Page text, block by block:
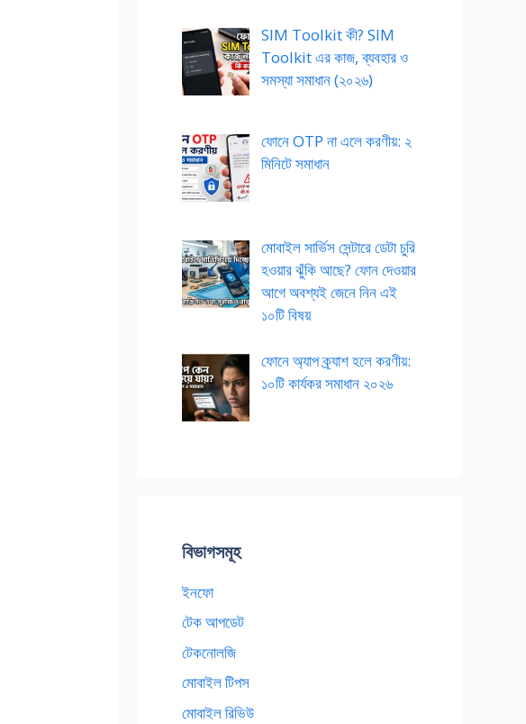
SIM Toolkit কী? SIM
Toolkit এর কাজ, ব্যবহার ও
সমস্যা সমাধান (২০২৬)
ফোনে OTP না এলে করণীয়: ২
মিনিটে সমাধান
মোবাইল সার্ভিস সেন্টারে ডেটা চুরি
হওয়ার ঝুঁকি আছে? ফোন দেওয়ার
আগে অবশ্যই জেনে নিন এই
১০টি বিষয়
ফোনে অ্যাপ ক্র্যাশ হলে করণীয়:
১০টি কার্যকর সমাধান ২০২৬
বিভাগসমূহ
ইনফো
টেক আপডেট
টেকনোলজি
মোবাইল টিপস
মোবাইল রিভিউ